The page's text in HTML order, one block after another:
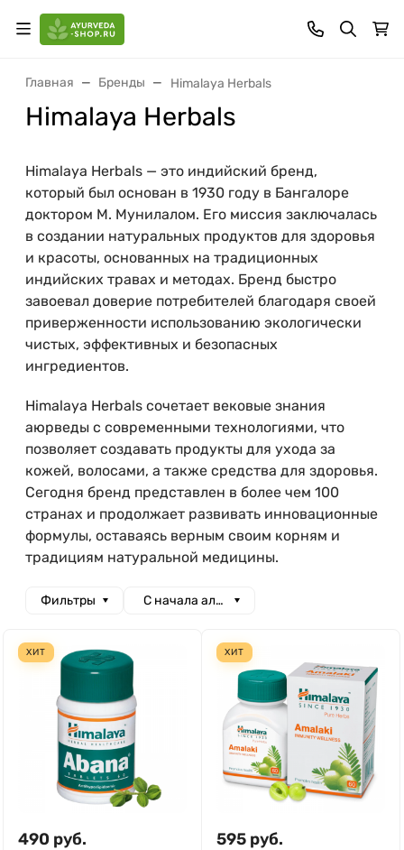
Главная Бренды Himalaya Herbals
Himalaya Herbals
Himalaya Herbals — это индийский бренд,
который был основан в 1930 году в Бангалоре
доктором М. Мунилалом. Его миссия заключалась
в создании натуральных продуктов для здоровья
и красоты, основанных на традиционных
индийских травах и методах. Бренд быстро
завоевал доверие потребителей благодаря своей
приверженности использованию экологически
чистых, эффективных и безопасных
ингредиентов.
Himalaya Herbals сочетает вековые знания
аюрведы с современными технологиями, что
позволяет создавать продукты для ухода за
кожей, волосами, а также средства для здоровья.
Сегодня бренд представлен в более чем 100
странах и продолжает развивать инновационные
формулы, оставаясь верным своим корням и
традициям натуральной медицины.
Фильтры С начала алфавита
ХИТ
490 руб.
ХИТ
595 руб.